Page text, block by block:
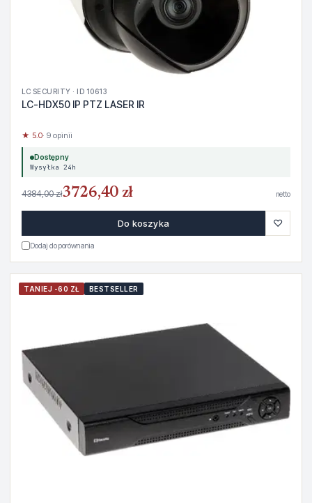
LC SECURITY · ID 10613
LC-HDX50 IP PTZ LASER IR
★ 5.0· 9 opinii
Dostępny
Wysyłka 24h
4384,00 zł3726,40 zł netto
Do koszyka ♡
Dodaj do porównania
TANIEJ -60 ZŁ BESTSELLER